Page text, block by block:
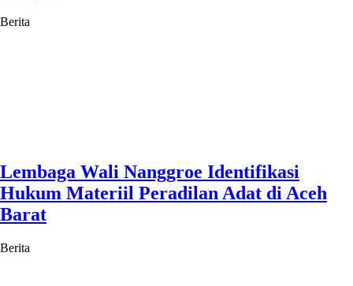
Berita
Lembaga Wali Nanggroe Identifikasi
Hukum Materiil Peradilan Adat di Aceh
Barat
Berita